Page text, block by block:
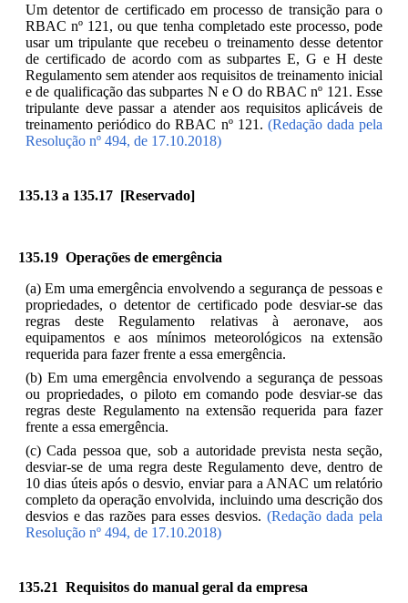
Um detentor de certificado em processo de transição para o
RBAC nº 121, ou que tenha completado este processo, pode
usar um tripulante que recebeu o treinamento desse detentor
de certificado de acordo com as subpartes E, G e H deste
Regulamento sem atender aos requisitos de treinamento inicial
e de qualificação das subpartes N e O do RBAC nº 121. Esse
tripulante deve passar a atender aos requisitos aplicáveis de
treinamento periódico do RBAC nº 121. (Redação dada pela
Resolução nº 494, de 17.10.2018)
135.13 a 135.17 [Reservado]
135.19 Operações de emergência
(a) Em uma emergência envolvendo a segurança de pessoas e
propriedades, o detentor de certificado pode desviar-se das
regras deste Regulamento relativas à aeronave, aos
equipamentos e aos mínimos meteorológicos na extensão
requerida para fazer frente a essa emergência.
(b) Em uma emergência envolvendo a segurança de pessoas
ou propriedades, o piloto em comando pode desviar-se das
regras deste Regulamento na extensão requerida para fazer
frente a essa emergência.
(c) Cada pessoa que, sob a autoridade prevista nesta seção,
desviar-se de uma regra deste Regulamento deve, dentro de
10 dias úteis após o desvio, enviar para a ANAC um relatório
completo da operação envolvida, incluindo uma descrição dos
desvios e das razões para esses desvios. (Redação dada pela
Resolução nº 494, de 17.10.2018)
135.21 Requisitos do manual geral da empresa